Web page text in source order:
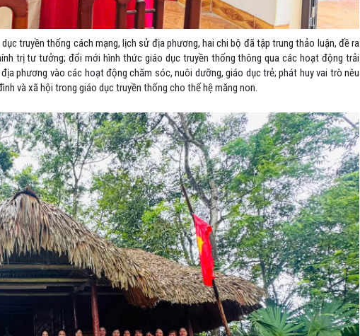
truyền thống cách mạng, lịch sử địa phương, hai chi bộ đã tập trung thảo luận, đề ra
trị tư tưởng; đổi mới hình thức giáo dục truyền thống thông qua các hoạt động trải
phương vào các hoạt động chăm sóc, nuôi dưỡng, giáo dục trẻ; phát huy vai trò nêu
và xã hội trong giáo dục truyền thống cho thế hệ măng non.